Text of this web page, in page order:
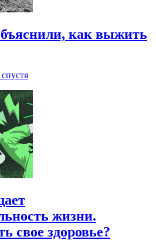
как выжить
жизни.
свое здоровье?